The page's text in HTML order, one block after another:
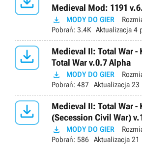
Medieval Mod: 1191
 MODY DO GIER
Pobrań: 3.4K Aktualizacja 4

Medieval II: Total War -
Total War v.0.7 Alpha
 MODY DO GIER
Pobrań: 487 Aktualizacja 23

Medieval II: Total War -
(Secession Civil War)
 MODY DO GIER
Pobrań: 586 Aktualizacja 21